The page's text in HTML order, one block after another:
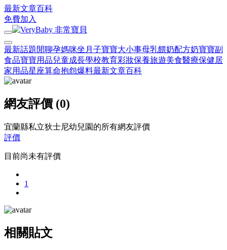
最新文章百科
免費加入
最新話題 閒聊孕媽咪坐月子寶寶大小事母乳餵奶配方奶寶寶副
食品寶寶用品兒童成長學校教育彩妝保養旅遊美食醫療保健居
家用品星座算命抱怨爆料最新文章百科
網友評價 (0)
宜蘭縣私立狄士尼幼兒園的所有網友評價
評價
目前尚未有評價
1
相關貼文